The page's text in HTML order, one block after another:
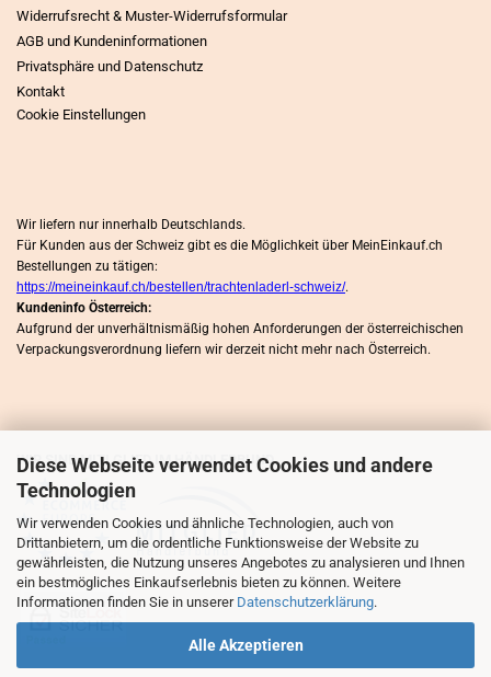
Diese Webseite verwendet Cookies und andere
Technologien
Wir verwenden Cookies und ähnliche Technologien, auch von
Drittanbietern, um die ordentliche Funktionsweise der Website zu
gewährleisten, die Nutzung unseres Angebotes zu analysieren und Ihnen
ein bestmögliches Einkaufserlebnis bieten zu können. Weitere
Informationen finden Sie in unserer Datenschutzerklärung.
Alle Akzeptieren
Widerrufsrecht & Muster-Widerrufsformular
AGB und Kundeninformationen
Privatsphäre und Datenschutz
Kontakt
Cookie Einstellungen
Wir liefern nur innerhalb Deutschlands.
Für Kunden aus der Schweiz gibt es die Möglichkeit über MeinEinkauf.ch
Bestellungen zu tätigen:
https://meineinkauf.ch/bestellen/trachtenladerl-schweiz/.
Kundeninfo Österreich:
Aufgrund der unverhältnismäßig hohen Anforderungen der österreichischen
Verpackungsverordnung liefern wir derzeit nicht mehr nach Österreich.
WIR SIND MITLGLIED IM HÄNDLERBUND